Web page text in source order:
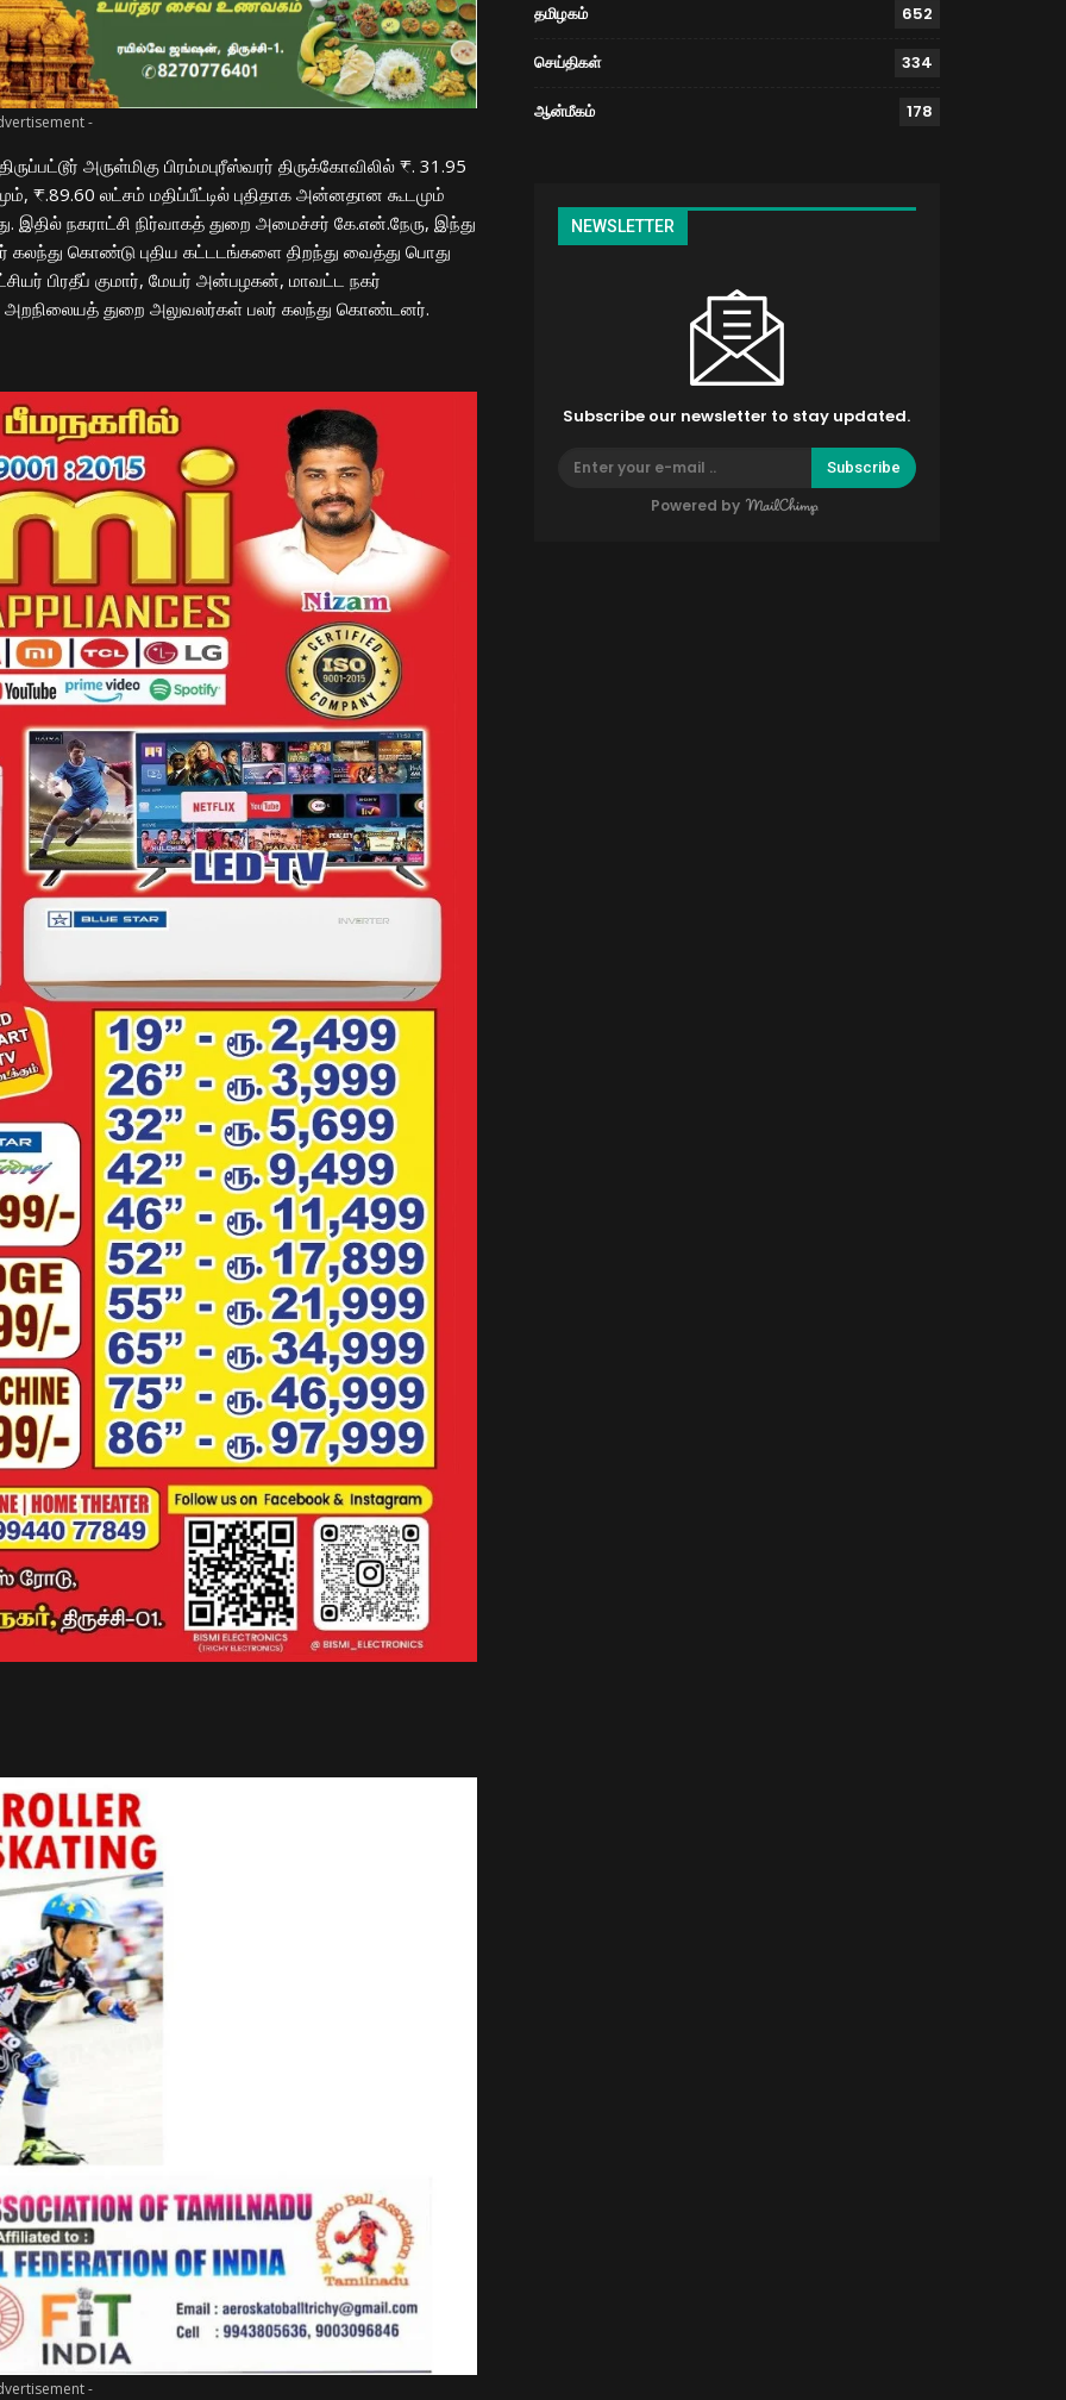
-
அருள்மிகு பிரம்மபுரீஸ்வரர் திருக்கோவிலில் ₹. 31.95
₹.89.60 லட்சம் மதிப்பீட்டில் புதிதாக அன்னதான கூடமும்
இதில் நகராட்சி நிர்வாகத் துறை அமைச்சர் கே.என்.நேரு, இந்து
கொண்டு புதிய கட்டடங்களை திறந்து வைத்து பொது
பிரதீப் குமார், மேயர் அன்பழகன், மாவட்ட நகர்
அறநிலையத் துறை அலுவலர்கள் பலர் கலந்து கொண்டனர்.
-
தமிழகம் 652
செய்திகள் 334
ஆன்மீகம் 178
NEWSLETTER
Subscribe our newsletter to stay updated.
Subscribe
Powered by